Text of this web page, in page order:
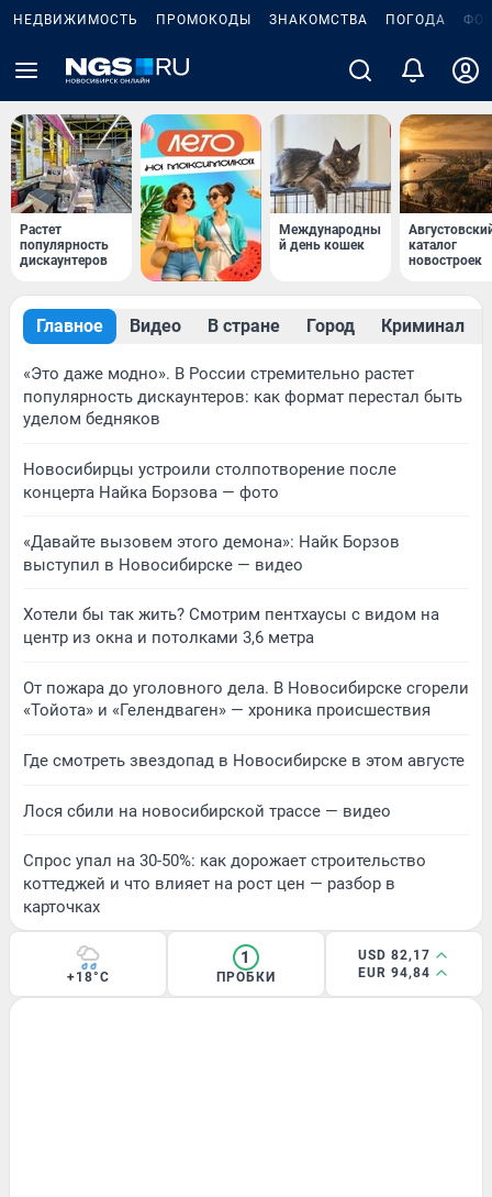
НЕДВИЖИМОСТЬ ПРОМОКОДЫ ЗНАКОМСТВА ПОГОДА
Растет
популярность
дискаунтеров
Международны
й день кошек
каталог
новостроек
Главное Видео В стране Город Криминал
«Это даже модно». В России стремительно растет
популярность дискаунтеров: как формат перестал быть
уделом бедняков
Новосибирцы устроили столпотворение после
концерта Найка Борзова — фото
«Давайте вызовем этого демона»: Найк Борзов
выступил в Новосибирске — видео
Хотели бы так жить? Смотрим пентхаусы с видом на
центр из окна и потолками 3,6 метра
От пожара до уголовного дела. В Новосибирске сгорели
«Тойота» и «Гелендваген» — хроника происшествия
Где смотреть звездопад в Новосибирске в этом августе
Лося сбили на новосибирской трассе — видео
Спрос упал на 30-50%: как дорожает строительство
коттеджей и что влияет на рост цен — разбор в
карточках
+18°C
1
ПРОБКИ
USD 82,17
EUR 94,84